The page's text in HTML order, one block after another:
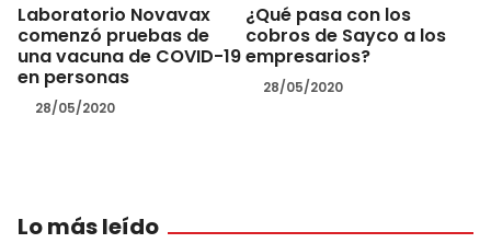
Laboratorio Novavax
comenzó pruebas de
una vacuna de COVID-19
en personas
28/05/2020
¿Qué pasa con los
cobros de Sayco a los
empresarios?
28/05/2020
Lo más leído